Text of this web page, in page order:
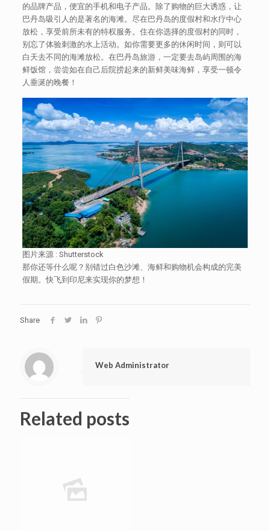
的品牌产品，便宜的手机和电子产品。除了购物的巨大诱惑，让
巴丹岛吸引人的是著名的海滩。尽在巴丹岛的度假村和水疗中心
放松，享受前所未有的特权服务。住在你选择的度假村的同时，
别忘了体验刺激的水上活动。如你需要更多的休闲时间，则可以
白天去不同的海滩放松。在巴丹岛旅游，一定要去岛屿周围的海
鲜饭馆，尝尝如在自己后院捞起来的新鲜美味海鲜，享受一顿令
人垂涎的晚餐！
图片来源 : Shutterstock
那你还等什么呢？别错过白色沙滩、海鲜和购物机会构成的完美
假期。快飞到印尼来实现你的梦想！
Share
Web Administrator
Related posts